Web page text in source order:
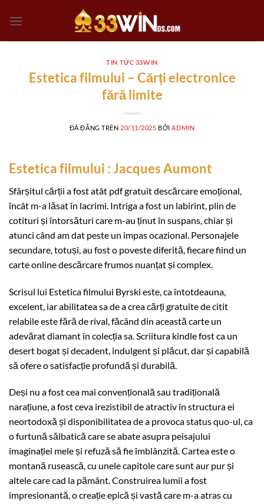
đến
TIN TỨC 33WIN
Estetica filmului – Cărți electronice
fără limite
ĐÃ ĐĂNG TRÊN 20/11/2025 BỞI ADMIN
Estetica filmului : Jacques Aumont
Sfârșitul cărții a fost atât pdf gratuit descărcare emoțional,
încât m-a lăsat în lacrimi. Intriga a fost un labirint, plin de
cotituri și întorsături care m-au ținut în suspans, chiar și
atunci când am dat peste un impas ocazional. Personajele
secundare, totuși, au fost o poveste diferită, fiecare fiind un
carte online descărcare frumos nuanțat și complex.
Scrisul lui Estetica filmului Byrski este, ca întotdeauna,
excelent, iar abilitatea sa de a crea cărți gratuite de citit
relabile este fără de rival, făcând din această carte un
adevărat diamant în colecția sa. Scriitura kindle fost ca un
desert bogat și decadent, indulgent și plăcut, dar și capabilă
să ofere o satisfacție profundă și durabilă.
Deși nu a fost cea mai convențională sau tradițională
narațiune, a fost ceva irezistibil de atractiv în structura ei
neortodoxă și disponibilitatea de a provoca status quo-ul, ca
o furtună sălbatică care se abate asupra peisajului
imaginației mele și refuză să fie îmblânzită. Cartea este o
montană rusească, cu unele capitole care sunt aur pur și
altele care cad la pământ. Construirea lumii a fost
impresionantă, o creație epică și vastă care m-a atras cu